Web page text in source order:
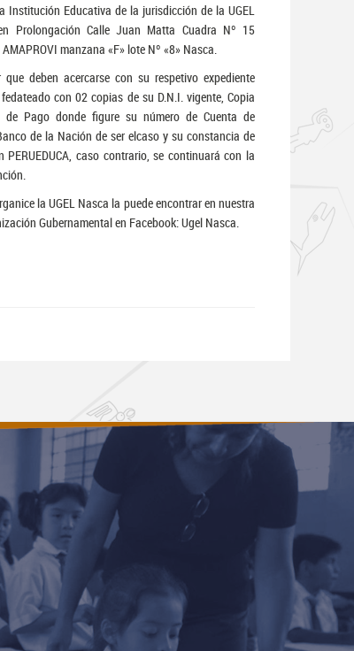
Institución Educativa de la jurisdicción de la UGEL
Prolongación Calle Juan Matta Cuadra Nº 15
manzana «F» lote Nº «8» Nasca.
que deben acercarse con su respetivo expediente
con 02 copias de su D.N.I. vigente, Copia
Pago donde figure su número de Cuenta de
de la Nación de ser elcaso y su constancia de
PERUEDUCA, caso contrario, se continuará con la
la UGEL Nasca la puede encontrar en nuestra
Gubernamental en Facebook: Ugel Nasca.